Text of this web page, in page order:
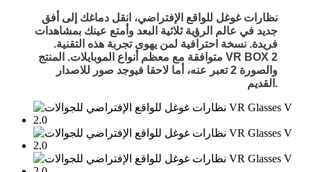
نظارات غوغل للواقع الإفتراضي، انقل دماغك إلى أفق
جديد في عالم الرؤية ثلاثية البعد وأمتع عينك بمشاهدات
فريدة. نسخة احترافية لمن يهوى تجربة هذه التقنية.
متوافقة مع معظم أنواع الموبايلات. المنتج VR BOX 2
والصورة 2 تعبر عنه، أما لاحقا فيوجد صور للاصدار
القديم.